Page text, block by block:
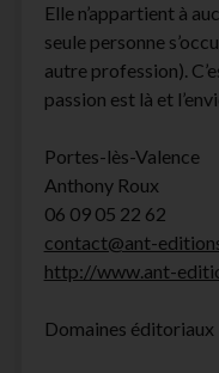
Elle n’appartient à
seule personne
autre profession).
passion est là et
Portes-lès-Valence
Anthony Roux
06 09 05 22 62
contact@ant-
http://www.ant-
Domaines éditoriaux